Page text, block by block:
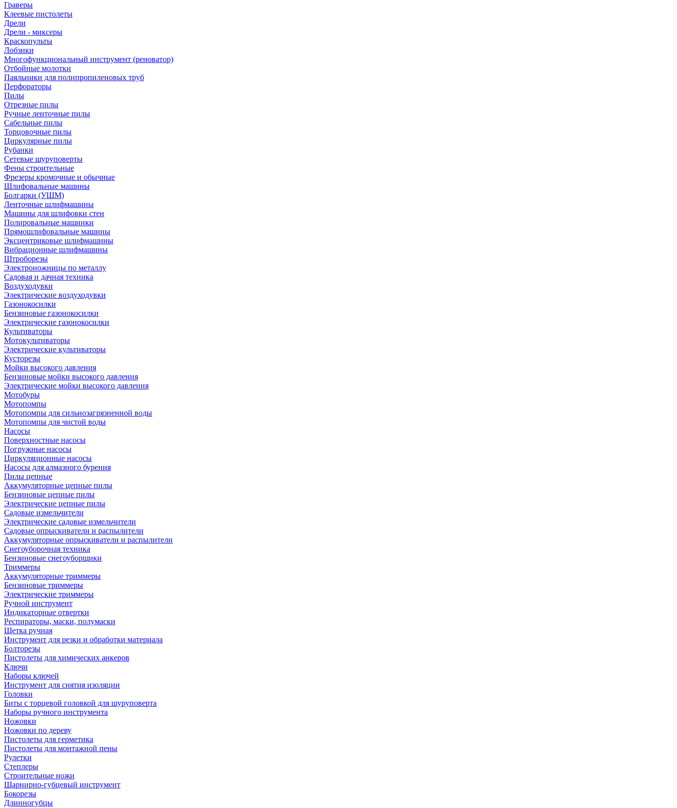
Граверы
Клеевые пистолеты
Дрели
Дрели - миксеры
Краскопульты
Лобзики
Многофункциональный инструмент (реноватор)
Отбойные молотки
Паяльники для полипропиленовых труб
Перфораторы
Пилы
Отрезные пилы
Ручные ленточные пилы
Сабельные пилы
Торцовочные пилы
Циркулярные пилы
Рубанки
Сетевые шуруповерты
Фены строительные
Фрезеры кромочные и обычные
Шлифовальные машины
Болгарки (УШМ)
Ленточные шлифмашины
Машины для шлифовки стен
Полировальные машинки
Прямошлифовальные машины
Эксцентриковые шлифмашины
Вибрационные шлифмашины
Штроборезы
Электроножницы по металлу
Садовая и дачная техника
Воздуходувки
Электрические воздуходувки
Газонокосилки
Бензиновые газонокосилки
Электрические газонокосилки
Культиваторы
Мотокультиваторы
Электрические культиваторы
Кусторезы
Мойки высокого давления
Бензиновые мойки высокого давления
Электрические мойки высокого давления
Мотобуры
Мотопомпы
Мотопомпы для сильнозагрязненной воды
Мотопомпы для чистой воды
Насосы
Поверхностные насосы
Погружные насосы
Циркуляционные насосы
Насосы для алмазного бурения
Пилы цепные
Аккумуляторные цепные пилы
Бензиновые цепные пилы
Электрические цепные пилы
Садовые измельчители
Электрические садовые измельчители
Садовые опрыскиватели и распылители
Аккумуляторные опрыскиватели и распылители
Снегоуборочная техника
Бензиновые снегоуборщики
Триммеры
Аккумуляторные триммеры
Бензиновые триммеры
Электрические триммеры
Ручной инструмент
Индикаторные отвертки
Респираторы, маски, полумаски
Щетка ручная
Инструмент для резки и обработки материала
Болторезы
Пистолеты для химических анкеров
Ключи
Наборы ключей
Инструмент для снятия изоляции
Головки
Биты с торцевой головкой для шуруповерта
Наборы ручного инструмента
Ножовки
Ножовки по дереву
Пистолеты для герметика
Пистолеты для монтажной пены
Рулетки
Степлеры
Строительные ножи
Шарнирно-губцевый инструмент
Бокорезы
Длинногубцы